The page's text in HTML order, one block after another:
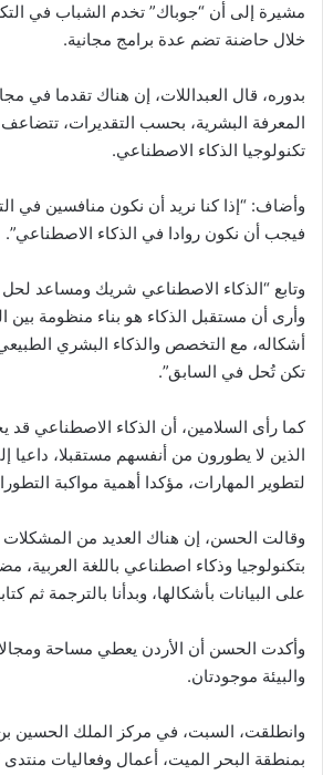
مشيرة إلى أن “جوباك” تخدم الشباب في
خلال حاضنة تضم عدة برامج مجانية.
بدوره، قال العبداللات، إن هناك تقدما في
المعرفة البشرية، بحسب التقديرات،
تكنولوجيا الذكاء الاصطناعي.
وأضاف: “إذا كنا نريد أن نكون منافسين في
فيجب أن نكون روادا في الذكاء الاصطناعي”.
وتابع “الذكاء الاصطناعي شريك ومساعد
وأرى أن مستقبل الذكاء هو بناء منظومة بين
أشكاله، مع التخصص والذكاء البشري
تكن تُحل في السابق”.
كما رأى السلامين، أن الذكاء الاصطناعي
الذين لا يطورون من أنفسهم مستقبلا، داعيا
لتطوير المهارات، مؤكدا أهمية مواكبة
وقالت الحسن، إن هناك العديد من
بتكنولوجيا وذكاء اصطناعي باللغة العربية،
على البيانات بأشكالها، وبدأنا بالترجمة ثم
وأكدت الحسن أن الأردن يعطي مساحة ومجالا
والبيئة موجودتان.
وانطلقت، السبت، في مركز الملك الحسين